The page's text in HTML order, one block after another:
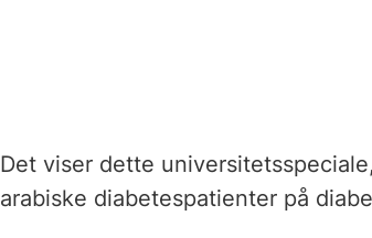
Det viser dette
arabiske diabetespatienter på